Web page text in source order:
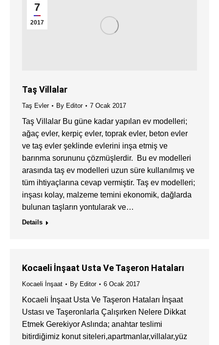
7
2017
Taş Villalar
Taş Evler By Editor 7 Ocak 2017
Taş Villalar Bu güne kadar yapılan ev modelleri;
ağaç evler, kerpiç evler, toprak evler, beton evler
ve taş evler şeklinde evlerini inşa etmiş ve
barınma sorununu çözmüşlerdir. Bu ev modelleri
arasında taş ev modelleri uzun süre kullanılmış ve
tüm ihtiyaçlarına cevap vermiştir. Taş ev modelleri;
inşası kolay, malzeme temini ekonomik, dağlarda
bulunan taşların yontularak ve…
Details
Kocaeli İnşaat Usta Ve Taşeron Hataları
Kocaeli İnşaat By Editor 6 Ocak 2017
Kocaeli İnşaat Usta Ve Taşeron Hataları İnşaat
Ustası ve Taşeronlarla Çalışırken Nelere Dikkat
Etmek Gerekiyor Aslında; anahtar teslimi
bitirdiğimiz konut siteleri,apartmanlar,villalar,yüz